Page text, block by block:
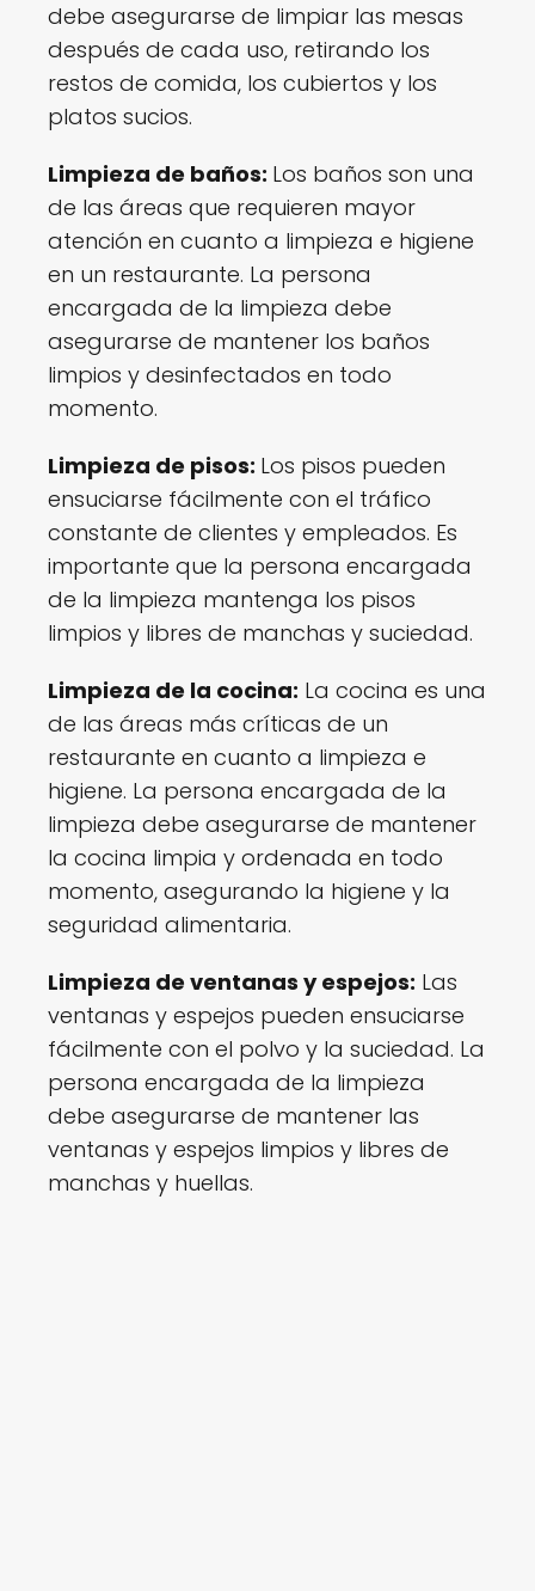
debe asegurarse de limpiar las mesas
después de cada uso, retirando los
restos de comida, los cubiertos y los
platos sucios.
Limpieza de baños: Los baños son una
de las áreas que requieren mayor
atención en cuanto a limpieza e higiene
en un restaurante. La persona
encargada de la limpieza debe
asegurarse de mantener los baños
limpios y desinfectados en todo
momento.
Limpieza de pisos: Los pisos pueden
ensuciarse fácilmente con el tráfico
constante de clientes y empleados. Es
importante que la persona encargada
de la limpieza mantenga los pisos
limpios y libres de manchas y suciedad.
Limpieza de la cocina: La cocina es una
de las áreas más críticas de un
restaurante en cuanto a limpieza e
higiene. La persona encargada de la
limpieza debe asegurarse de mantener
la cocina limpia y ordenada en todo
momento, asegurando la higiene y la
seguridad alimentaria.
Limpieza de ventanas y espejos: Las
ventanas y espejos pueden ensuciarse
fácilmente con el polvo y la suciedad. La
persona encargada de la limpieza
debe asegurarse de mantener las
ventanas y espejos limpios y libres de
manchas y huellas.